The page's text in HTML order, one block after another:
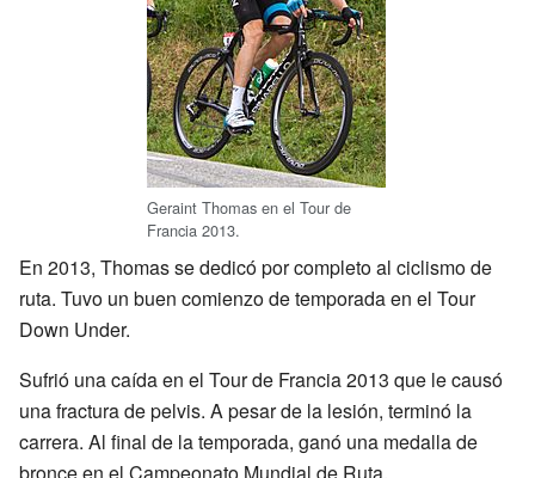
Geraint Thomas en el Tour de
Francia 2013.
En 2013, Thomas se dedicó por completo al ciclismo de
ruta. Tuvo un buen comienzo de temporada en el Tour
Down Under.
Sufrió una caída en el Tour de Francia 2013 que le causó
una fractura de pelvis. A pesar de la lesión, terminó la
carrera. Al final de la temporada, ganó una medalla de